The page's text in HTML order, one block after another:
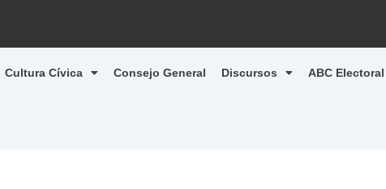
Cultura Cívica Consejo General Discursos ABC Electoral